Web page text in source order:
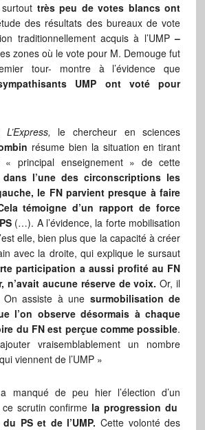
très peu de votes blancs ont
des résultats des bureaux de vote
traditionnellement acquis à l’UMP–
zones où le vote pour M. Demouge fut
tour- montre à l’évidence que
UMP ont voté pour
L’Express, le chercheur en sciences
résume bien la situation en tirant
« principal enseignement » de cette
dans l’une des circonscriptions les
le FN parvient presque à faire
témoigne d’un rapport de force
(…). A l’évidence, la forte mobilisation
elle, bien plus que la capacité à créer
avec la droite, qui explique le sursaut
participation a aussi profité au FN
n’avait aucune réserve de voix. Or, il
assiste à une surmobilisation de
l’on observe désormais à chaque
du FN est perçue comme possible.
vraisemblablement un nombre
viennent de l’UMP »
manqué de peu hier l’élection d’un
scrutin confirme la progression du
PS et de l’UMP. Cette volonté des